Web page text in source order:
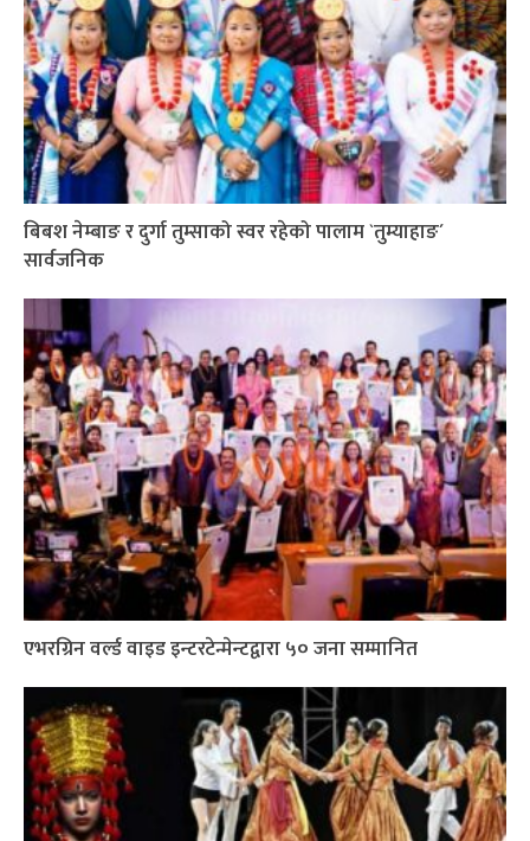
बिबश नेम्बाङ र दुर्गा तुम्साको स्वर रहेको पालाम `तुम्याहाङ´
सार्वजनिक
एभरग्रिन वर्ल्ड वाइड इन्टरटेन्मेन्टद्वारा ५० जना सम्मानित